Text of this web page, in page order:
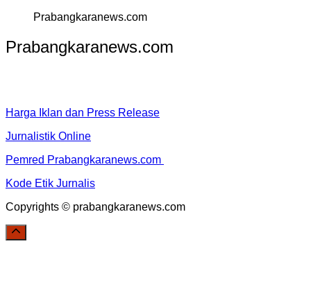
Prabangkaranews.com
Prabangkaranews.com
Harga Iklan dan Press Release
Jurnalistik Online
Pemred Prabangkaranews.com
Kode Etik Jurnalis
Copyrights © prabangkaranews.com